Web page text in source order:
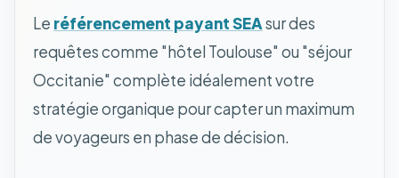
Le référencement payant SEAsur des
requêtes comme "hôtel Toulouse" ou "séjour
Occitanie" complète idéalement votre
stratégie organique pour capter un maximum
de voyageurs en phase de décision.